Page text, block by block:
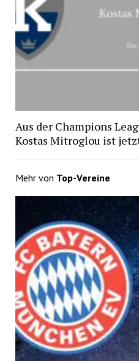
Aus der Champions
Kostas Mitroglou ist
Mehr von Top-Vereine